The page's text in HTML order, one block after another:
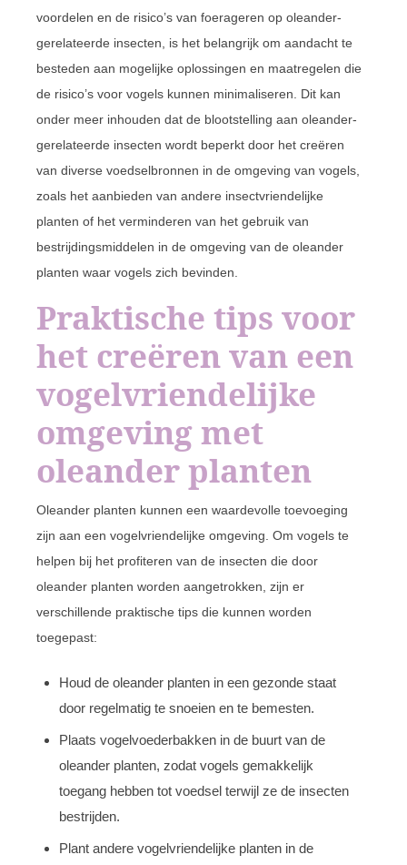
voordelen en de risico’s van foerageren op oleander-
gerelateerde insecten, is het belangrijk om aandacht te
besteden aan mogelijke oplossingen en maatregelen die
de risico’s voor vogels kunnen minimaliseren. Dit kan
onder meer inhouden dat de blootstelling aan oleander-
gerelateerde insecten wordt beperkt door het creëren
van diverse voedselbronnen in de omgeving van vogels,
zoals het aanbieden van andere insectvriendelijke
planten of het verminderen van het gebruik van
bestrijdingsmiddelen in de omgeving van de oleander
planten waar vogels zich bevinden.
Praktische tips voor
het creëren van een
vogelvriendelijke
omgeving met
oleander planten
Oleander planten kunnen een waardevolle toevoeging
zijn aan een vogelvriendelijke omgeving. Om vogels te
helpen bij het profiteren van de insecten die door
oleander planten worden aangetrokken, zijn er
verschillende praktische tips die kunnen worden
toegepast:
Houd de oleander planten in een gezonde staat
door regelmatig te snoeien en te bemesten.
Plaats vogelvoederbakken in de buurt van de
oleander planten, zodat vogels gemakkelijk
toegang hebben tot voedsel terwijl ze de insecten
bestrijden.
Plant andere vogelvriendelijke planten in de